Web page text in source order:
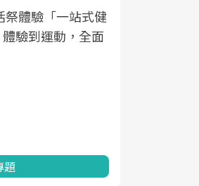
健
面
良醫健康網從「換季的身
透過醫學觀點與日常感受